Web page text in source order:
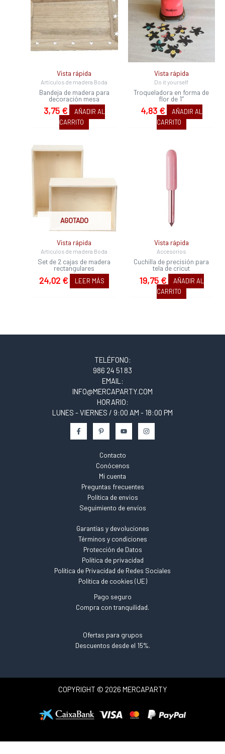
Vista rápida
Artículos de madera Boda
Bandeja de madera para
decoración mesa
3,75 €
AÑADIR AL
CARRITO
Vista rápida
Do it yourself
Troqueladora en forma de
flor de 1″
4,83 €
AÑADIR AL
CARRITO
AGOTADO
Vista rápida
Artículos de madera Boda
Set de 2 cajas de madera
rectangulares
24,02 € LEER MÁS
Vista rápida
Accesorios
Cuchilla de precisión para
tela de cricut
19,75 €
AÑADIR AL
CARRITO
TELÉFONO:
986 24 51 83
EMAIL:
INFO@MERCAPARTY.COM
HORARIO:
LUNES - VIERNES / 9:00 AM - 18:00 PM
Contacto
Conócenos
Mi cuenta
Preguntas frecuentes
Política de envios
Seguimiento de envíos
Garantías y devoluciones
Términos y condiciones
Protección de Datos
Política de privacidad
Política de Privacidad de Redes Sociales
Política de cookies (UE)
Pago seguro
Compra con tranquilidad.
Ofertas para grupos
Descuentos desde el 15%.
COPYRIGHT © 2026 MERCAPARTY